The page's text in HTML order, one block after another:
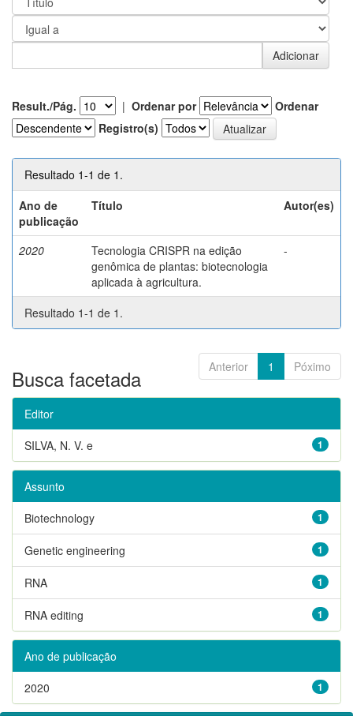
Result./Pág. | Ordenar por
Ordenar
Registro(s)
Resultado 1-1 de 1.
Ano de
publicação
Título Autor(es)
2020
Tecnologia CRISPR na edição
genômica de plantas: biotecnologia
aplicada à agricultura.
-
Resultado 1-1 de 1.
Anterior 1 Póximo
Busca facetada
Editor
1
SILVA, N. V. e
Assunto
1
Biotechnology
1
Genetic engineering
1
RNA
1
RNA editing
Ano de publicação
1
2020